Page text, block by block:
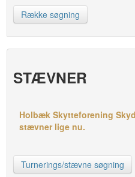
Række søgning
STÆVNER
Holbæk Skytteforening
stævner lige nu.
Turnerings/stævne søgning